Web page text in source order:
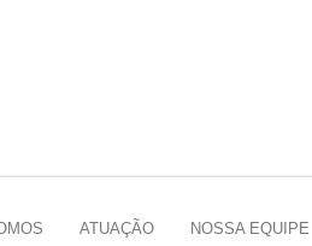
ATUAÇÃO NOSSA EQUIPE